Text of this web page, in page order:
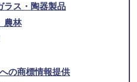
ラス・陶器製品
農林
の商標情報提供